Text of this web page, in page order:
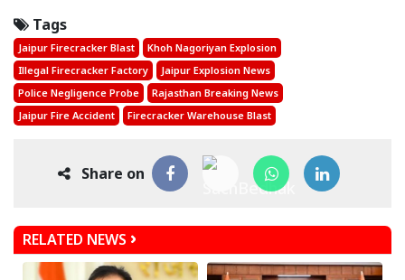
Tags
Jaipur Firecracker Blast
Khoh Nagoriyan Explosion
Illegal Firecracker Factory
Jaipur Explosion News
Police Negligence Probe
Rajasthan Breaking News
Jaipur Fire Accident
Firecracker Warehouse Blast
Share on
RELATED NEWS